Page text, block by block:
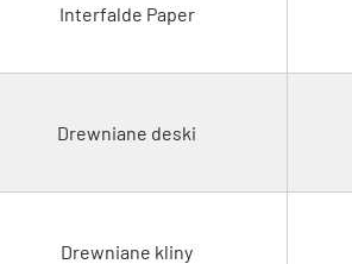
Interfalde Paper
Drewniane deski
Drewniane kliny